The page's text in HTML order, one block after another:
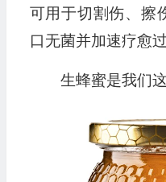
可用于切割伤、擦
口无菌并加速疗愈过
生蜂蜜是我们